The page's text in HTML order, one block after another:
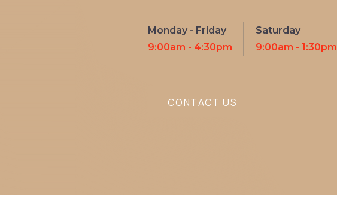
Monday - Friday
9:00am - 4:30pm
Saturday
9:00am - 1:30pm
CONTACT US